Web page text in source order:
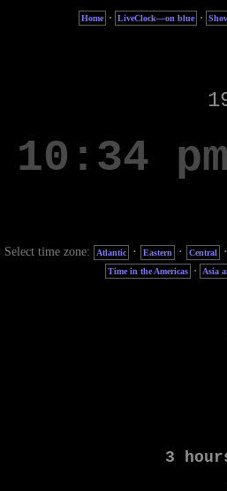
Home · LiveClock—on blue ·
Select time zone: Atlantic · Eastern · Central ·
Time in the Americas
· Asia